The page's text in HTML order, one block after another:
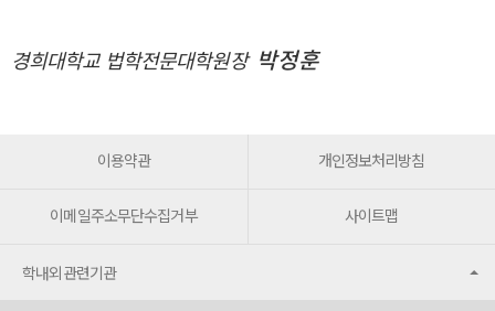
경희대학교 법학전문대학원장 박정훈
이용약관 개인정보처리방침
이메일주소무단수집거부 사이트맵
학내외관련기관